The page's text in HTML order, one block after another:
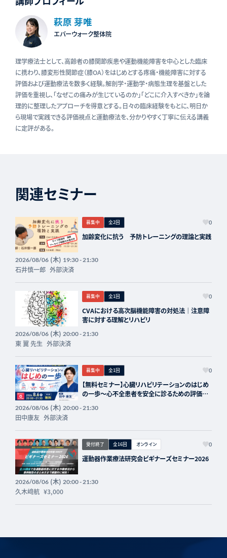
萩原 芽唯
エバーウォーク整体院
理学療法士として、高齢者の膝関節疾患や運動機能障害を中心とした臨床
に携わり、膝変形性関節症（膝OA）をはじめとする疼痛・機能障害に対する
評価および運動療法を数多く経験。解剖学・運動学・病態生理を基盤とした
評価を重視し、「なぜこの痛みが生じているのか」「どこに介入すべきか」を論
理的に整理したアプローチを得意とする。日々の臨床経験をもとに、明日か
ら現場で実践できる評価視点と運動療法を、分かりやすく丁寧に伝える講義
に定評がある。
関連セミナー
募集中 全2回 0
加齢変化に抗う 予防トレーニングの理論と実践
2026/08/06(木) 19:30 - 21:30
石井慎一郎 外部決済
募集中 全1回 0
CVAにおける高次脳機能障害の対処法｜注意障
害に対する理解とリハビリ
2026/08/06(木) 20:00 - 21:30
東 翼 先生 外部決済
募集中 全1回 0
【無料セミナー】心臓リハビリテーションのはじめ
の一歩〜心不全患者を安全に診るための評価と
2026/08/06(木) 20:00 - 21:30
田中康友 外部決済
受付終了 全16回 オンライン 0
運動器作業療法研究会ビギナーズセミナー2026
2026/08/06(木) 20:00 - 21:30
久木﨑航 ¥3,000